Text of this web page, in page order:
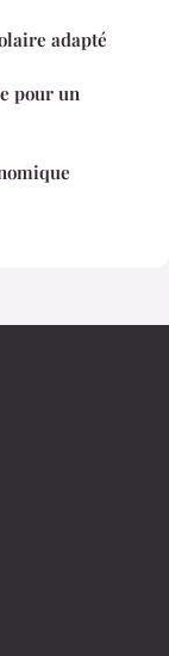
adapté
pour un